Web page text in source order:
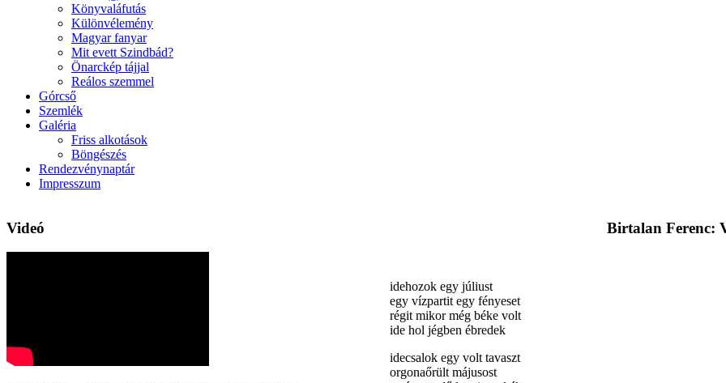
Könyvaláfutás
Különvélemény
Magyar fanyar
Mit evett Szindbád?
Önarckép tájjal
Reálos szemmel
Górcső
Szemlék
Galéria
Friss alkotások
Böngészés
Rendezvénynaptár
Impresszum
Videó Birtalan Ferenc:
idehozok egy júliust
egy vízpartit egy fényeset
régit mikor még béke volt
ide hol jégben ébredek
idecsalok egy volt tavaszt
orgonaőrült májusost